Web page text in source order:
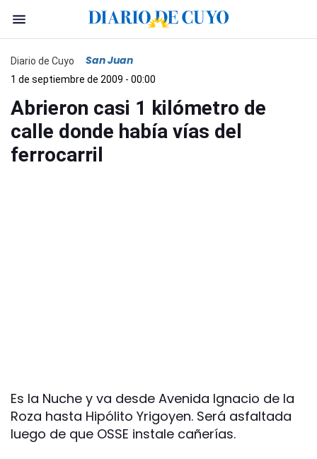
Diario de Cuyo San Juan
1 de septiembre de 2009 - 00:00
Abrieron casi 1 kilómetro de
calle donde había vías del
ferrocarril
Es la Nuche y va desde Avenida Ignacio de la
Roza hasta Hipólito Yrigoyen. Será asfaltada
luego de que OSSE instale cañerías.